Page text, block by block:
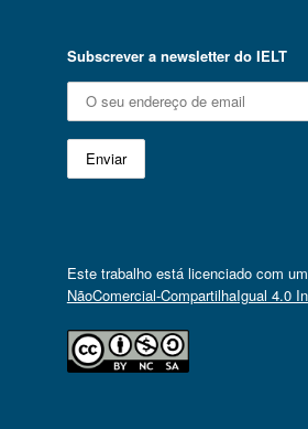
Subscrever a newsletter do IELT
Este trabalho está licenciado com
NãoComercial-CompartilhaIgual 4.0